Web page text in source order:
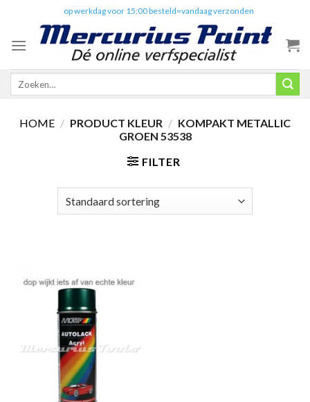
content
op werkdag voor 15:00 besteld=vandaag verzonden
Zoeken
HOME / PRODUCT KLEUR / KOMPAKT METALLIC
GROEN 53538
FILTER